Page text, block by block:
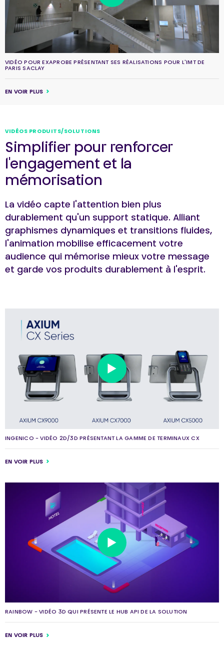
VIDÉO POUR EXAPROBE PRÉSENTANT SES RÉALISATIONS POUR L'IMT DE
PARIS SACLAY
EN VOIR PLUS
VIDÉOS PRODUITS/SOLUTIONS
Simplifier pour renforcer
l'engagement et la
mémorisation
La vidéo capte l'attention bien plus
durablement qu'un support statique. Alliant
graphismes dynamiques et transitions fluides,
l'animation mobilise efficacement votre
audience qui mémorise mieux votre message
et garde vos produits durablement à l'esprit.
INGENICO - VIDÉO 2D/3D PRÉSENTANT LA GAMME DE TERMINAUX CX
EN VOIR PLUS
RAINBOW - VIDÉO 3D QUI PRÉSENTE LE HUB API DE LA SOLUTION
EN VOIR PLUS